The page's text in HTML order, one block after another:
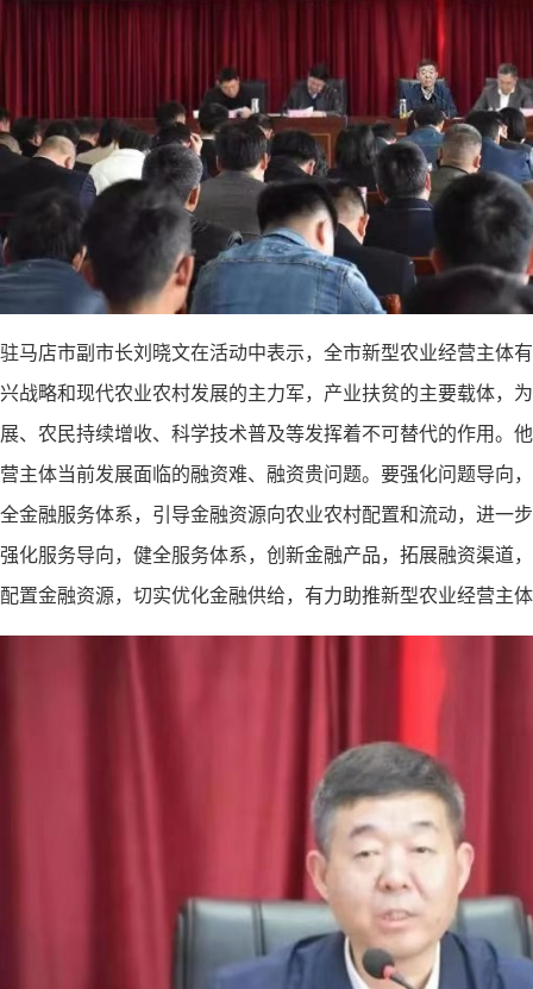
驻马店市副市长刘晓文在活动中表示，全市新型农业经营主体
兴战略和现代农业农村发展的主力军，产业扶贫的主要载体，
展、农民持续增收、科学技术普及等发挥着不可替代的作用。
营主体当前发展面临的融资难、融资贵问题。要强化问题导向
全金融服务体系，引导金融资源向农业农村配置和流动，进一
强化服务导向，健全服务体系，创新金融产品，拓展融资渠道
配置金融资源，切实优化金融供给，有力助推新型农业经营主